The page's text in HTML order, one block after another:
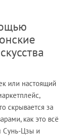
или настоящий
скрывается за
как это всё
Сунь-Цзы и